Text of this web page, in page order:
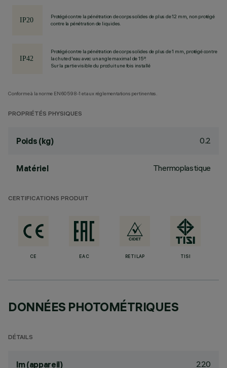
Protégé contre la pénétration de corps solides de plus de 12 mm, non protégé
contre la pénétration de liquides.
Protégé contre la pénétration de corps solides de plus de 1 mm, protégé contre
la chute d'eau avec un angle maximal de 15°.
Sur la partie visible du produit une fois installé
Conforme à la norme EN60598-1 et aux réglementations pertinentes.
PROPRIÉTÉS PHYSIQUES
Poids (kg) 0.2
Matériel Thermoplastique
CERTIFICATIONS PRODUIT
CE EAC RETILAP TISI
DONNÉES PHOTOMÉTRIQUES
DÉTAILS
lm (appareil) 220